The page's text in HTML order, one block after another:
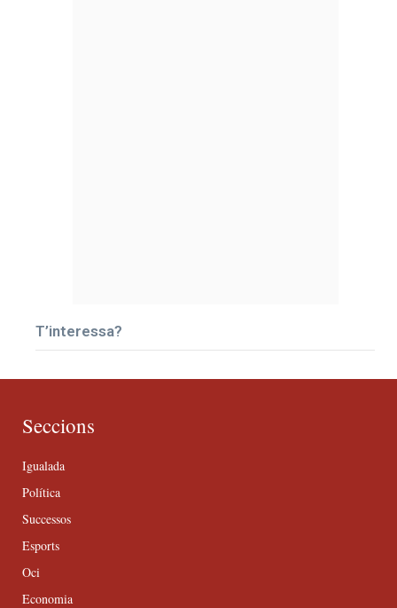
T’interessa?
Seccions
Igualada
Política
Successos
Esports
Oci
Economia